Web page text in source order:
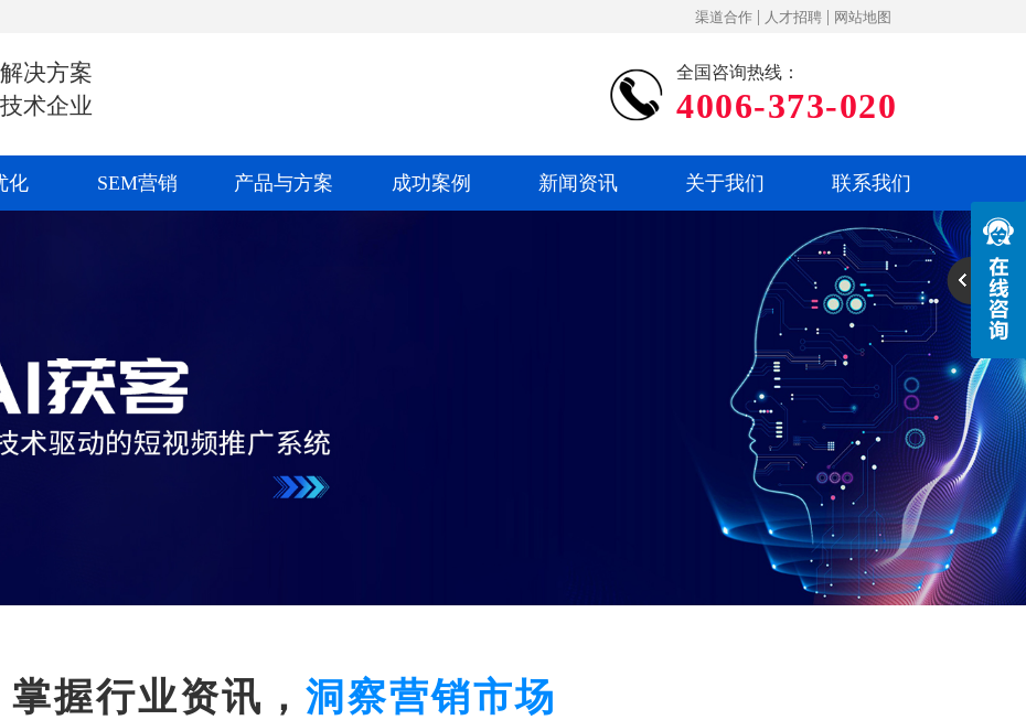
渠道合作 | 人才招聘 | 网站地图
决方案
术企业
全国咨询热线：
4006-373-020
化 SEM营销 产品与方案 成功案例 新闻资讯 关于我们 联系我们
掌握行业资讯， 洞察营销市场